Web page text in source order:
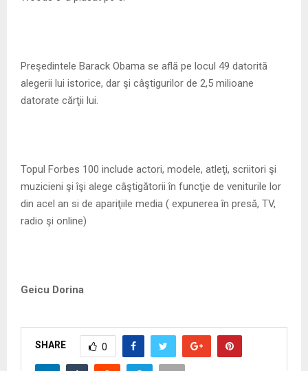
Preşedintele Barack Obama se află pe locul 49 datorită
alegerii lui istorice, dar şi câştigurilor de 2,5 milioane
datorate cărţii lui.
Topul Forbes 100 include actori, modele, atleţi, scriitori şi
muzicieni şi îşi alege câştigătorii în funcţie de veniturile lor
din acel an si de apariţiile media ( expunerea în presă, TV,
radio şi online)
Geicu Dorina
SHARE 0